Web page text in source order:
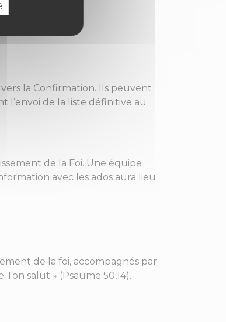
la Confirmation. Ils peuvent
l’envoi de la liste définitive au
de la Foi. Une équipe
avec les ados aura lieu
de la foi, accompagnés par
salut » (Psaume 50,14).